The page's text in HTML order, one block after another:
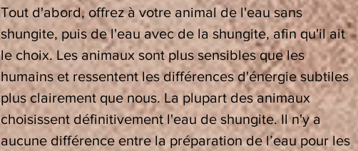
Tout d'abord, offrez à votre animal de l'eau sans
shungite, puis de l'eau avec de la shungite, afin qu'il ait
le choix. Les animaux sont plus sensibles que les
humains et ressentent les différences d'énergie subtiles
plus clairement que nous. La plupart des animaux
choisissent définitivement l'eau de shungite. Il n'y a
aucune différence entre la préparation de l’eau pour les